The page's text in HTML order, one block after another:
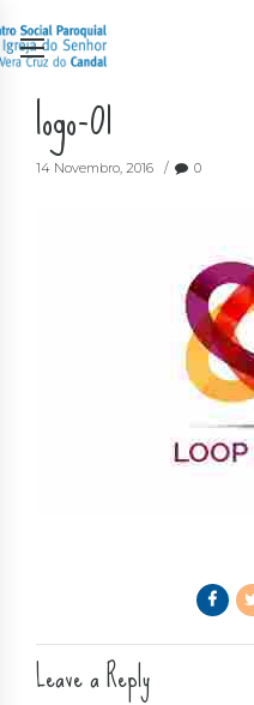
logo-01
14 Novembro, 2016 0
Leave a Reply